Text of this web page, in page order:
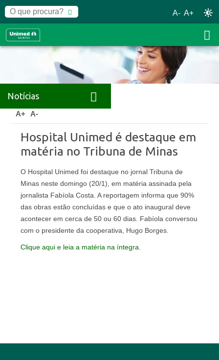
A- A+
Notícias
Home Notícias
A+ A-
Hospital Unimed é destaque em
matéria no Tribuna de Minas
O Hospital Unimed foi destaque no jornal Tribuna de
Minas neste domingo (20/1), em matéria assinada pela
jornalista Fabíola Costa. A reportagem informa que 90%
das obras estão concluídas e que o ato inaugural deve
acontecer em cerca de 50 ou 60 dias. Fabíola conversou
com o presidente da cooperativa, Hugo Borges.
Clique aqui e leia a matéria na íntegra.